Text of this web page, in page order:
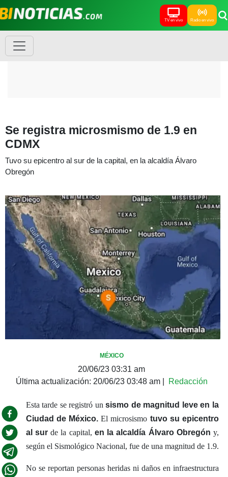
TV en vivo Radio en vivo
Se registra microsmismo de 1.9 en
CDMX
Tuvo su epicentro al sur de la capital, en la alcaldía Álvaro
Obregón
MÉXICO
20/06/23 03:31 am
Última actualización: 20/06/23 03:48 am| Redacción
Esta tarde se registró unsismo de magnitud leve en la
Ciudad de México. El microsismo tuvo su epicentro
al surde la capital, en la alcaldía Álvaro Obregón y,
según el Sismológico Nacional, fue de una magnitud de 1.9.
No se reportan personas heridas ni daños en infraestructura